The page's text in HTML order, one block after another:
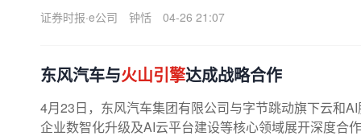
证券时报·e公司
钟恬 04-26 21:07
东风汽车与火山引擎达成战略合作
4月23日，东风汽车集团有限公司与字节跳动旗下云和
企业数智化升级及AI云平台建设等核心领域展开深度合